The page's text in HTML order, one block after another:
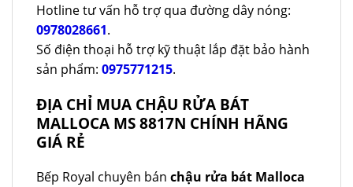
Hotline tư vấn hỗ trợ qua đường dây nóng:
0978028661.
Số điện thoại hỗ trợ kỹ thuật lắp đặt bảo hành
sản phẩm: 0975771215.
ĐỊA CHỈ MUA CHẬU RỬA BÁT
MALLOCA MS 8817N CHÍNH HÃNG
GIÁ RẺ
Bếp Royal chuyên bán chậu rửa bát Malloca